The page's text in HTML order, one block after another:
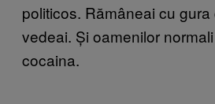
politicos. Rămâneai cu
vedeai. Și oamenilor
cocaina.